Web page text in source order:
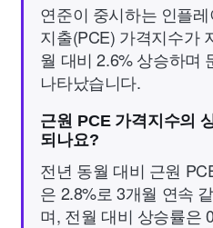
연준이 중시하는 인플
지출(PCE) 가격지수가
월 대비 2.6% 상승하며
나타났습니다.
근원 PCE 가격지수의
되나요?
전년 동월 대비 근원
은 2.8%로 3개월 연속
며, 전월 대비 상승률은